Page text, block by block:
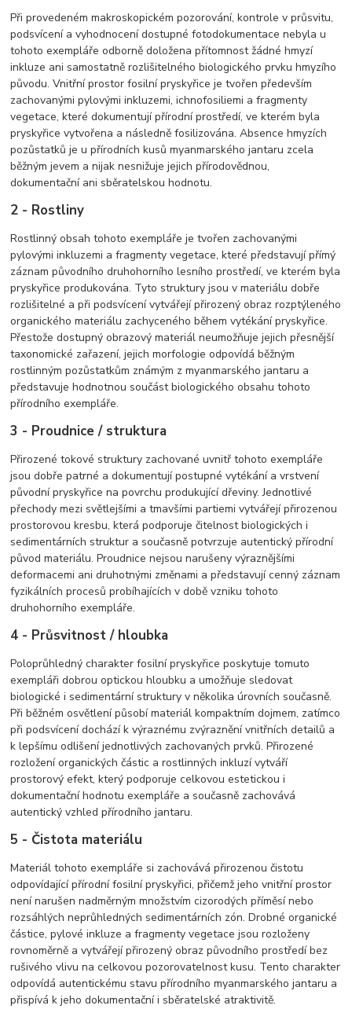
Při provedeném makroskopickém pozorování, kontrole v průsvitu,
podsvícení a vyhodnocení dostupné fotodokumentace nebyla u
tohoto exempláře odborně doložena přítomnost žádné hmyzí
inkluze ani samostatně rozlišitelného biologického prvku hmyzího
původu. Vnitřní prostor fosilní pryskyřice je tvořen především
zachovanými pylovými inkluzemi, ichnofosiliemi a fragmenty
vegetace, které dokumentují přírodní prostředí, ve kterém byla
pryskyřice vytvořena a následně fosilizována. Absence hmyzích
pozůstatků je u přírodních kusů myanmarského jantaru zcela
běžným jevem a nijak nesnižuje jejich přírodovědnou,
dokumentační ani sběratelskou hodnotu.
2 - Rostliny
Rostlinný obsah tohoto exempláře je tvořen zachovanými
pylovými inkluzemi a fragmenty vegetace, které představují přímý
záznam původního druhohorního lesního prostředí, ve kterém byla
pryskyřice produkována. Tyto struktury jsou v materiálu dobře
rozlišitelné a při podsvícení vytvářejí přirozený obraz rozptýleného
organického materiálu zachyceného během vytékání pryskyřice.
Přestože dostupný obrazový materiál neumožňuje jejich přesnější
taxonomické zařazení, jejich morfologie odpovídá běžným
rostlinným pozůstatkům známým z myanmarského jantaru a
představuje hodnotnou součást biologického obsahu tohoto
přírodního exempláře.
3 - Proudnice / struktura
Přirozené tokové struktury zachované uvnitř tohoto exempláře
jsou dobře patrné a dokumentují postupné vytékání a vrstvení
původní pryskyřice na povrchu produkující dřeviny. Jednotlivé
přechody mezi světlejšími a tmavšími partiemi vytvářejí přirozenou
prostorovou kresbu, která podporuje čitelnost biologických i
sedimentárních struktur a současně potvrzuje autentický přírodní
původ materiálu. Proudnice nejsou narušeny výraznějšími
deformacemi ani druhotnými změnami a představují cenný záznam
fyzikálních procesů probíhajících v době vzniku tohoto
druhohorního exempláře.
4 - Průsvitnost / hloubka
Poloprůhledný charakter fosilní pryskyřice poskytuje tomuto
exempláři dobrou optickou hloubku a umožňuje sledovat
biologické i sedimentární struktury v několika úrovních současně.
Při běžném osvětlení působí materiál kompaktním dojmem, zatímco
při podsvícení dochází k výraznému zvýraznění vnitřních detailů a
k lepšímu odlišení jednotlivých zachovaných prvků. Přirozené
rozložení organických částic a rostlinných inkluzí vytváří
prostorový efekt, který podporuje celkovou estetickou i
dokumentační hodnotu exempláře a současně zachovává
autentický vzhled přírodního jantaru.
5 - Čistota materiálu
Materiál tohoto exempláře si zachovává přirozenou čistotu
odpovídající přírodní fosilní pryskyřici, přičemž jeho vnitřní prostor
není narušen nadměrným množstvím cizorodých příměsí nebo
rozsáhlých neprůhledných sedimentárních zón. Drobné organické
částice, pylové inkluze a fragmenty vegetace jsou rozloženy
rovnoměrně a vytvářejí přirozený obraz původního prostředí bez
rušivého vlivu na celkovou pozorovatelnost kusu. Tento charakter
odpovídá autentickému stavu přírodního myanmarského jantaru a
přispívá k jeho dokumentační i sběratelské atraktivitě.